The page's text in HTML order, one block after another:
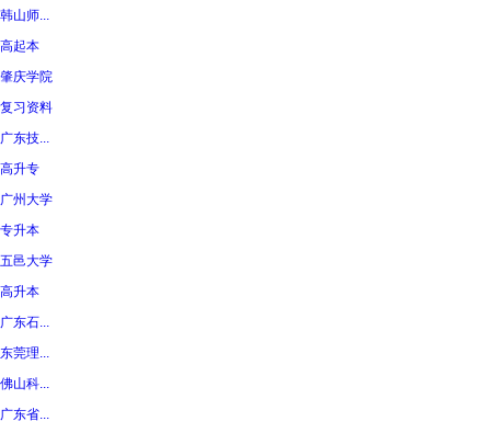
韩山师...
高起本
肇庆学院
复习资料
广东技...
高升专
广州大学
专升本
五邑大学
高升本
广东石...
东莞理...
佛山科...
广东省...